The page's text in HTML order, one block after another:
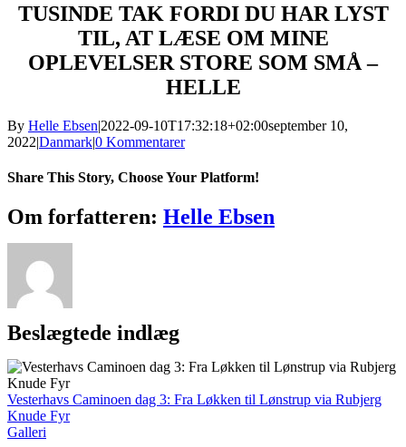
TUSINDE TAK FORDI DU HAR LYST
TIL, AT LÆSE OM MINE
OPLEVELSER STORE SOM SMÅ –
HELLE
By Helle Ebsen|2022-09-10T17:32:18+02:00september 10,
2022|Danmark|0 Kommentarer
Share This Story, Choose Your Platform!
Facebook
X
Reddit
LinkedIn
WhatsApp
Telegram
Tumblr
Pinterest
Vk
Xing
E-
mail
Om forfatteren: Helle Ebsen
Beslægtede indlæg
Vesterhavs Caminoen dag 3: Fra Løkken til Lønstrup via Rubjerg
Knude Fyr
Galleri